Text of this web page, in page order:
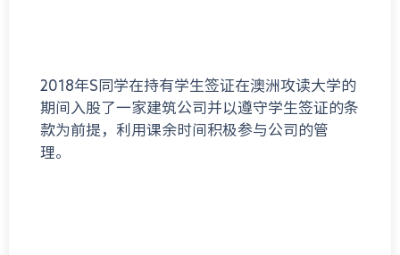
2018年S同学在持有学生签证在澳洲攻读大学的
期间入股了一家建筑公司并以遵守学生签证的条
款为前提，利用课余时间积极参与公司的管
理。